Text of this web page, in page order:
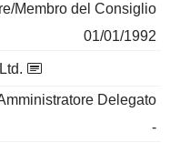
Membro del Consiglio
01/01/1992
Delegato
-